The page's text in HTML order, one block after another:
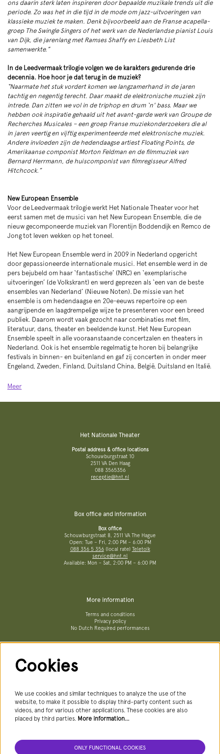
ons daarin sterk laten inspireren door bepaalde muzikale trends uit die
periode. Zo was het in die tijd in de mode om jazz-uitvoeringen van
klassieke muziek te maken. Denk bijvoorbeeld aan de Franse acapella-
groep The Swingle Singers of het werk van de Nederlandse pianist Louis
van Dijk, die jarenlang met Ramses Shaffy en Liesbeth List
samenwerkte.”
In de Leedvermaak trilogie volgen we de karakters gedurende drie
decennia. Hoe hoor je dat terug in de muziek?
“Naarmate het stuk vordert komen we langzamerhand in de jaren
tachtig en negentig terecht. Daar maakt de elektronische muziek zijn
intrede. Dan zitten we vol in de triphop en drum ‘n' bass. Maar we
hebben ook inspiratie gehaald uit het avant-garde werk van Groupe de
Recherches Musicales – een groep Franse muziekonderzoekers die al
in jaren veertig en vijftig experimenteerde met elektronische muziek.
Andere invloeden zijn de hedendaagse artiest Floating Points, de
Amerikaanse componist Morton Feldman en de filmmuziek van
Bernard Herrmann, de huiscomponist van filmregisseur Alfred
Hitchcock.”
New European Ensemble
Voor de Leedvermaak trilogie werkt Het Nationale Theater voor het
eerst samen met de musici van het New European Ensemble, die de
nieuw gecomponeerde muziek van Florentijn Boddendijk en Remco de
Jong tot leven wekken op het toneel.
Het New European Ensemble werd in 2009 in Nederland opgericht
door gepassioneerde internationale musici. Het ensemble werd in de
pers bejubeld om haar ‘fantastische’ (NRC) en ‘exemplarische
uitvoeringen’ (de Volkskrant) en werd geprezen als ‘een van de beste
ensembles van Nederland’ (Nieuwe Noten). De missie van het
ensemble is om hedendaagse en 20e-eeuws repertoire op een
aangrijpende en laagdrempelige wijze te presenteren voor een breed
publiek. Daarom wordt vaak gezocht naar combinaties met film,
literatuur, dans, theater en beeldende kunst. Het New European
Ensemble speelt in alle vooraanstaande concertzalen en theaters in
Nederland. Ook is het ensemble regelmatig te horen bij belangrijke
festivals in binnen- en buitenland en gaf zij concerten in onder meer
Engeland, Zweden, Finland, Duitsland China, België, Duitsland en Italië.
Meer
Het Nationale Theater
Postal address & office locations
Schouwburgstraat 10
2511 VA Den Haag
088 3565356
receptie@hnt.nl
Box office and information
Box office
Schouwburgstraat 8, 2511 VA The Hague
Open: Tue – Fri, 2:00 PM – 6:00 PM
088 356 5 356(local rate) Teletolk
service@hnt.nl
Available: Mon – Sat, 2:00 PM – 6:00 PM
More information
Terms and conditions
Privacy policy
No Dutch Required performances
Newsletter
SIGN UP NEWSLETTER
Cookies
We use cookies and similar techniques to analyze the use of the
website, to make it possible to display third-party content such as
videos, and for various other applications. These cookies are also
placed by third parties. More information…
ONLY FUNCTIONAL COOKIES